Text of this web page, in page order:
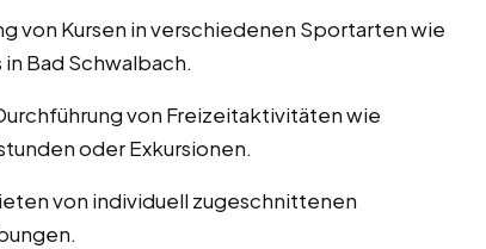
von Kursen in verschiedenen Sportarten wie
Bad Schwalbach.
von Freizeitaktivitäten wie
oder Exkursionen.
von individuell zugeschnittenen